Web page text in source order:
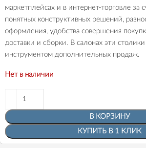
маркетплейсах и в интернет-торговле за
понятных конструктивных решений,
оформления, удобства совершения
доставки и сборки. В салонах эти
инструментом дополнительных продаж.
Нет в наличии
В КОРЗИНУ
КУПИТЬ В 1 КЛИК